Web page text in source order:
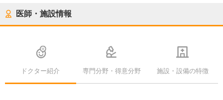
医師・施設情報
ドクター紹介 専門分野・得意分野 施設・設備の特徴